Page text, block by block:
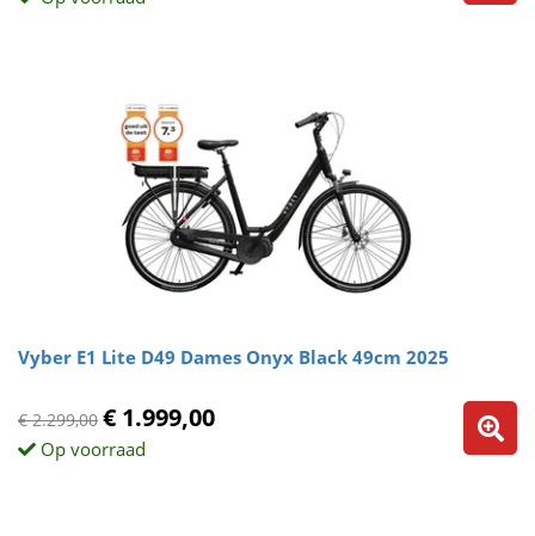
Vyber E1 Lite D49 Dames Onyx Black 49cm 2025
€ 2.299,00 € 1.999,00
Op voorraad